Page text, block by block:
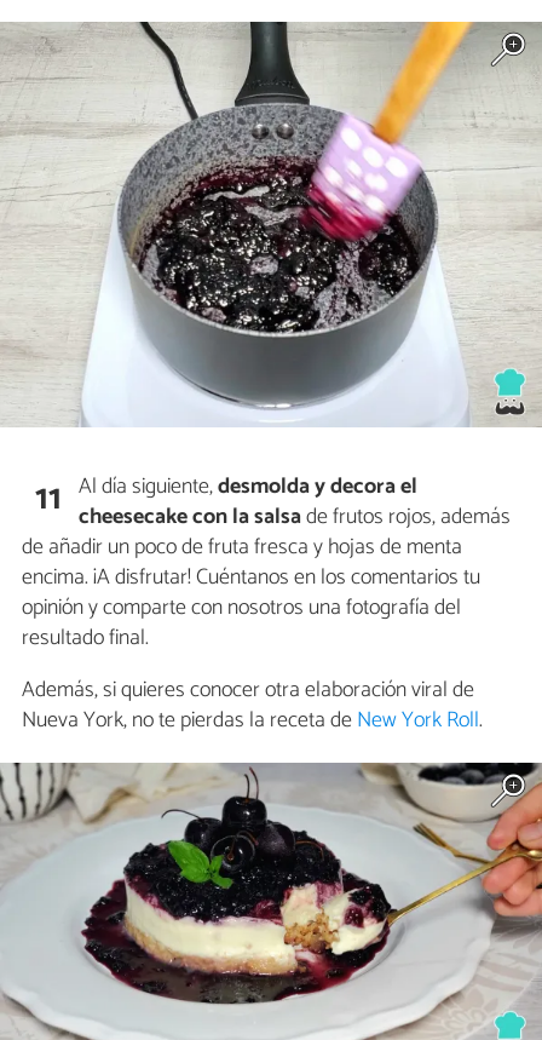
11 Al día siguiente,desmolda y decora el
cheesecake con la salsade frutos rojos, además
de añadir un poco de fruta fresca y hojas de menta
encima. ¡A disfrutar! Cuéntanos en los comentarios tu
opinión y comparte con nosotros una fotografía del
resultado final.
Además, si quieres conocer otra elaboración viral de
Nueva York, no te pierdas la receta deNew York Roll.